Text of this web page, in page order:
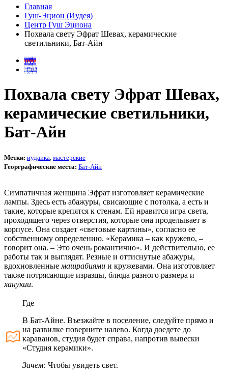
Главная
Гуш-Эцион (Иудея)
Центр Гуш Эциона
Похвала свету Эфрат Шевах, керамические
светильники, Бат-Айн
рус
עבר
Похвала свету Эфрат Шевах,
керамические светильники,
Бат-Айн
Метки: иудаика мастерские
Георграфические места: Бат-Айн
Симпатичная женщина Эфрат изготовляет керамические
лампы. Здесь есть абажуры, свисающие с потолка, а есть и
такие, которые крепятся к стенам. Ей нравится игра света,
проходящего через отверстия, которые она проделывает в
корпусе. Она создает «световые картины», согласно ее
собственному определению. «Керамика – как кружево, –
говорит она. – Это очень романтично». И действительно, ее
работы так и выглядят. Резные и оттиснутые абажуры,
вдохновленные машрабиями и кружевами. Она изготовляет
также потрясающие изразцы, блюда разного размера и
ханукии.
Где
В Бат-Айне. Въезжайте в поселение, следуйте прямо и
на развилке поверните налево. Когда доедете до
караванов, студия будет справа, напротив вывески
«Студия керамики».
Зачем: Чтобы увидеть свет.